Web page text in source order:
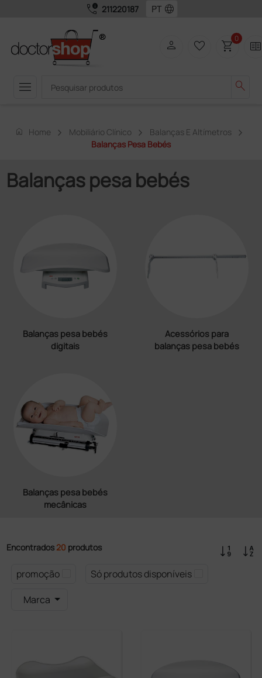
call_quality 211220187 language
menu search
person favorite_border shopping_cart0 two_pager
home Home Mobiliário Clínico
Balanças E Altímetros
Balanças Pesa Bebés
Balanças pesa bebés
Balanças pesa bebés
digitais
Acessórios para
balanças pesa bebés
Balanças pesa bebés
mecânicas
Encontrados 20 produtos
promoção
Só produtos disponíveis
Marca